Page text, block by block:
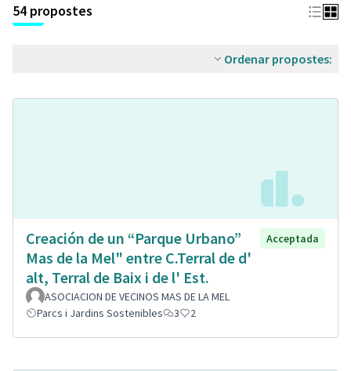
54 propostes
Ordenar propostes:
Creación de un “Parque Urbano”
Mas de la Mel" entre C.Terral de d'
alt, Terral de Baix i de l' Est.
Acceptada
ASOCIACION DE VECINOS MAS DE LA MEL
Parcs i Jardins Sostenibles
3 2